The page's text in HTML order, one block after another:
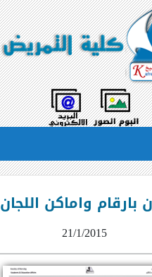
بارقام واماكن اللجان
21/1/2015